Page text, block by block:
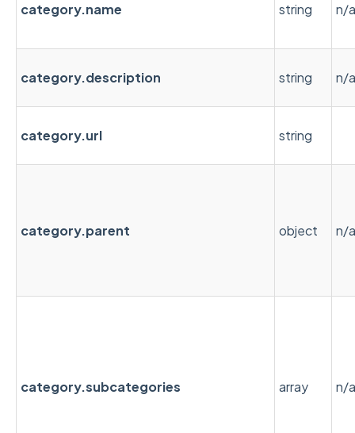
category.name string n/a
category.description string n/a
category.url string
category.parent object n/a
category.subcategories array n/a